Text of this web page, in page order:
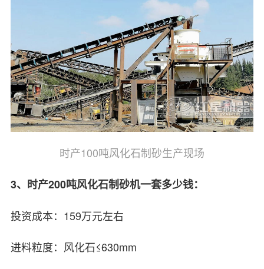
时产100吨风化石制砂生产现场
3、时产200吨风化石制砂机一套多少钱：
投资成本：159万元左右
进料粒度：风化石≤630mm